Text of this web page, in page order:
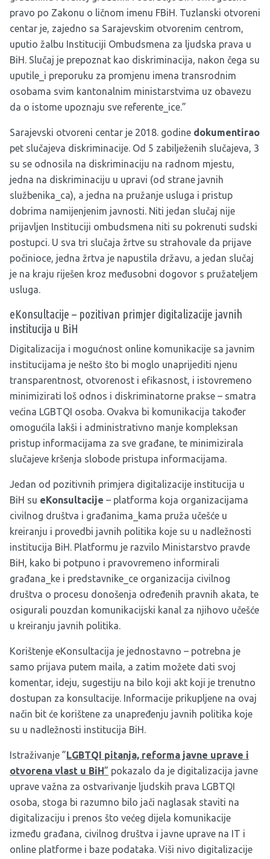
pravo po Zakonu o ličnom imenu FBiH. Tuzlanski otvoreni
centar je, zajedno sa Sarajevskim otvorenim centrom,
uputio žalbu Instituciji Ombudsmena za ljudska prava u
BiH. Slučaj je prepoznat kao diskriminacija, nakon čega su
uputile_i preporuku za promjenu imena transrodnim
osobama svim kantonalnim ministarstvima uz obavezu
da o istome upoznaju sve referente_ice.”
Sarajevski otvoreni centar je 2018. godine dokumentirao
pet slučajeva diskriminacije. Od 5 zabilježenih slučajeva, 3
su se odnosila na diskriminaciju na radnom mjestu,
jedna na diskriminaciju u upravi (od strane javnih
službenika_ca), a jedna na pružanje usluga i pristup
dobrima namijenjenim javnosti. Niti jedan slučaj nije
prijavljen Instituciji ombudsmena niti su pokrenuti sudski
postupci. U sva tri slučaja žrtve su strahovale da prijave
počinioce, jedna žrtva je napustila državu, a jedan slučaj
je na kraju riješen kroz međusobni dogovor s pružateljem
usluga.
eKonsultacije – pozitivan primjer digitalizacije javnih
institucija u BiH
Digitalizacija i mogućnost online komunikacije sa javnim
institucijama je nešto što bi moglo unaprijediti njenu
transparentnost, otvorenost i efikasnost, i istovremeno
minimizirati loš odnos i diskriminatorne prakse – smatra
većina LGBTQI osoba. Ovakva bi komunikacija također
omogućila lakši i administrativno manje kompleksan
pristup informacijama za sve građane, te minimizirala
slučajeve kršenja slobode pristupa informacijama.
Jedan od pozitivnih primjera digitalizacije institucija u
BiH su eKonsultacije – platforma koja organizacijama
civilnog društva i građanima_kama pruža učešće u
kreiranju i provedbi javnih politika koje su u nadležnosti
institucija BiH. Platformu je razvilo Ministarstvo pravde
BiH, kako bi potpuno i pravovremeno informirali
građana_ke i predstavnike_ce organizacija civilnog
društva o procesu donošenja određenih pravnih akata, te
osigurali pouzdan komunikacijski kanal za njihovo učešće
u kreiranju javnih politika.
Korištenje eKonsultacija je jednostavno – potrebna je
samo prijava putem maila, a zatim možete dati svoj
komentar, ideju, sugestiju na bilo koji akt koji je trenutno
dostupan za konsultacije. Informacije prikupljene na ovaj
način bit će korištene za unapređenju javnih politika koje
su u nadležnosti institucija BiH.
Istraživanje ”LGBTQI pitanja, reforma javne uprave i
otvorena vlast u BiH” pokazalo da je digitalizacija javne
uprave važna za ostvarivanje ljudskih prava LGBTQI
osoba, stoga bi razumno bilo jači naglasak staviti na
digitalizaciju i prenos što većeg dijela komunikacije
između građana, civilnog društva i javne uprave na IT i
online platforme i baze podataka. Viši nivo digitalizacije